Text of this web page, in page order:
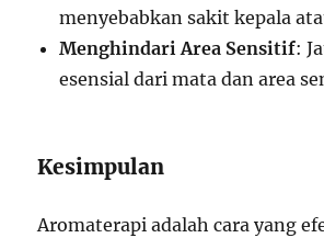
menyebabkan sakit kepala
Menghindari Area Sensitif:
esensial dari mata dan area
Kesimpulan
Aromaterapi adalah cara yang